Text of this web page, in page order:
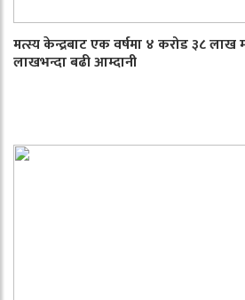
मत्स्य केन्द्रबाट एक वर्षमा ४ करोड ३८ लाख
लाखभन्दा बढी आम्दानी